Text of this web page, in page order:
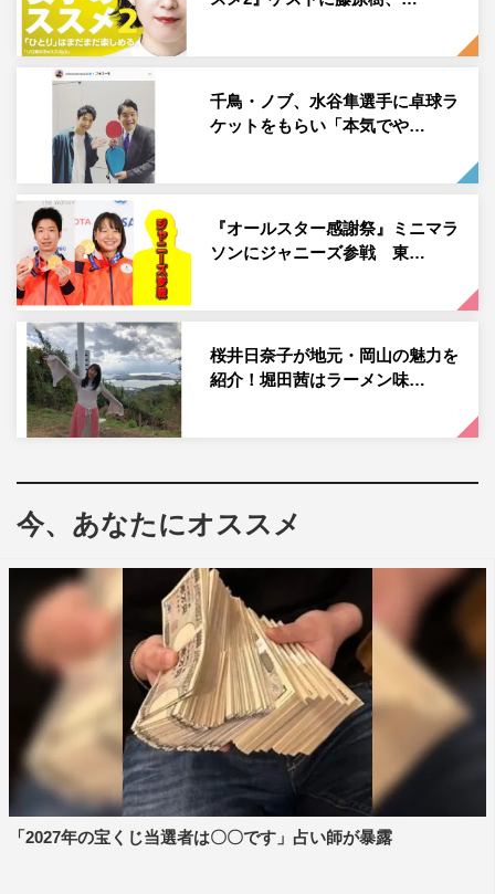
番組プロデューサー・鈴木拓也 コメント
今回は千葉の九十九里浜から外房縦断を目指した充電旅！
第65代横綱の貴乃花さん、サッカーの澤さん、ボクシング
世界チャンピオンの具志堅さん…。個人的には『充電旅』
でアスリートの皆さんの競技中には見せない素顔を見られ
ることが大好きなのですが、今回も初登場の金メダリス
ト・水谷さん＆野球のラミレスさんの意外な素顔が見られ
て楽しい旅になりました。そんな2人の旅の様子と2人が初
体験する充電旅らしいガチのハプニングを、出川さんと一
緒にぜひ楽しんでいただければと思います！
番組情報
『出川哲朗の充電させてもらえませんか？』
年”すぎてヤバいよヤバいよSP
テレビ東京ほか
2022年3月12日（土）後6・30～8・54
出演者：出川哲朗、熊谷Ｄ
ゲストライダー：水谷隼、アレックス・ラミレス
公式HP： https://www.tv-tokyo.co.jp/degawacharging/
この記事の写真
千鳥・ノブ、水谷隼選手に卓球ラ
ケットをもらい「本気でや…
『オールスター感謝祭』ミニマラ
ソンにジャニーズ参戦 東…
桜井日奈子が地元・岡山の魅力を
紹介！堀田茜はラーメン味…
今、あなたにオススメ
「2027年の宝くじ当選者は〇〇です」占い師が暴露